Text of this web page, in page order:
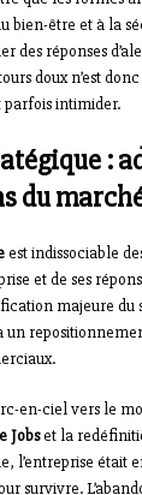
bien-être et à la
des réponses
doux n’est
intimider.
:
du
est indissociable
et de ses
majeure du
un
en-ciel vers le
Jobset la
l’entreprise
survivre.